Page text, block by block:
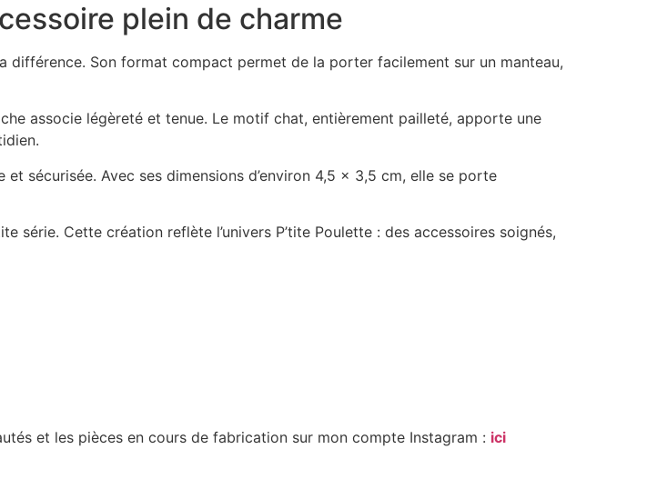
plein de charme
Son format compact permet de la porter facilement sur un manteau,
associe légèreté et tenue. Le motif chat, entièrement pailleté, apporte une
sécurisée. Avec ses dimensions d’environ 4,5 × 3,5 cm, elle se porte
série. Cette création reflète l’univers P’tite Poulette : des accessoires soignés,
et les pièces en cours de fabrication sur mon compte Instagram : ici